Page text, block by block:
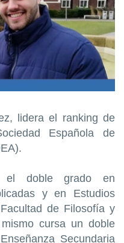
lidera el ranking de
Española de
el doble grado en
y en Estudios
de Filosofía y
cursa un doble
Secundaria